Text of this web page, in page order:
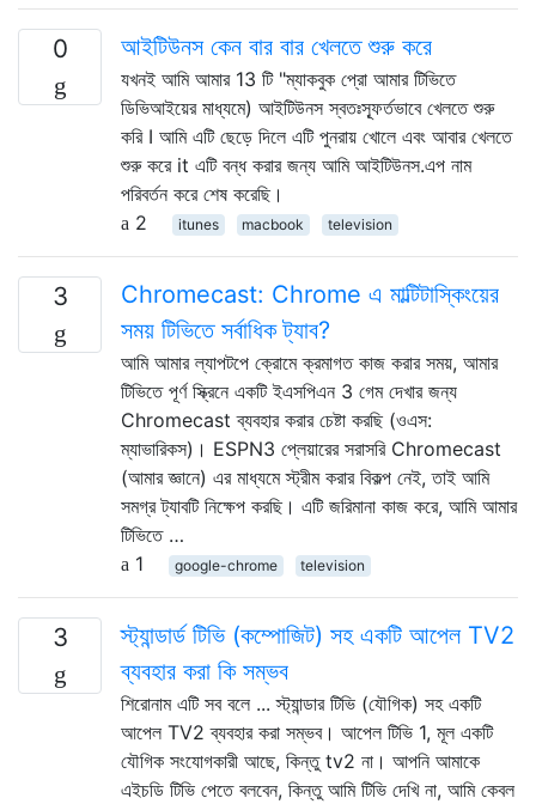
0 আইটিউনস কেন বার বার খেলতে শুরু করে
যখনই আমি আমার 13 টি "ম্যাকবুক প্রো আমার টিভিতে
ডিভিআইয়ের মাধ্যমে) আইটিউনস স্বতঃস্ফূর্তভাবে খেলতে শুরু
করি I আমি এটি ছেড়ে দিলে এটি পুনরায় খোলে এবং আবার খেলতে
শুরু করে it এটি বন্ধ করার জন্য আমি আইটিউনস.এপ নাম
পরিবর্তন করে শেষ করেছি।
2
itunes macbook television
3
Chromecast: Chrome এ মাল্টিটাস্কিংয়ের
সময় টিভিতে সর্বাধিক ট্যাব?
আমি আমার ল্যাপটপে ক্রোমে ক্রমাগত কাজ করার সময়, আমার
টিভিতে পূর্ণ স্ক্রিনে একটি ইএসপিএন 3 গেম দেখার জন্য
Chromecast ব্যবহার করার চেষ্টা করছি (ওএস:
ম্যাভারিকস)। ESPN3 প্লেয়ারের সরাসরি Chromecast
(আমার জ্ঞানে) এর মাধ্যমে স্ট্রীম করার বিকল্প নেই, তাই আমি
সমগ্র ট্যাবটি নিক্ষেপ করছি। এটি জরিমানা কাজ করে, আমি আমার
টিভিতে …
1
google-chrome television
3
স্ট্যান্ডার্ড টিভি (কম্পোজিট) সহ একটি আপেল TV2
ব্যবহার করা কি সম্ভব
শিরোনাম এটি সব বলে ... স্ট্যান্ডার টিভি (যৌগিক) সহ একটি
আপেল TV2 ব্যবহার করা সম্ভব। আপেল টিভি 1, মূল একটি
যৌগিক সংযোগকারী আছে, কিন্তু tv2 না। আপনি আমাকে
এইচডি টিভি পেতে বলবেন, কিন্তু আমি টিভি দেখি না, আমি কেবল